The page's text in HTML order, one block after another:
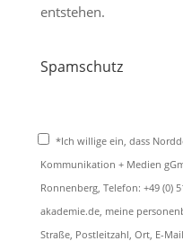
entstehen.
Spamschutz
*Ich willige ein, dass
Kommunikation + Medien
Ronnenberg, Telefon: +49 (0)
akademie.de, meine
Straße, Postleitzahl, Ort, E-